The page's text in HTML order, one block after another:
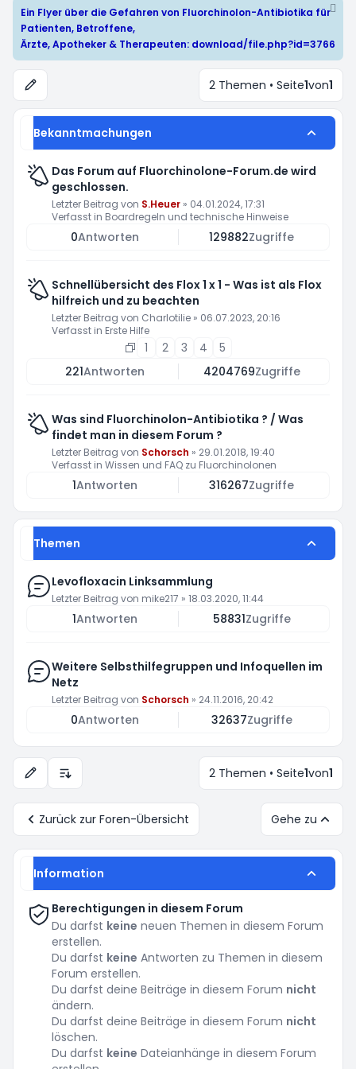
Ein Flyer über die Gefahren von Fluorchinolon-Antibiotika für
Patienten, Betroffene,
Ärzte, Apotheker & Therapeuten: download/file.php?id=3766
2 Themen • Seite1von1
Bekanntmachungen
Das Forum auf Fluorchinolone-Forum.de wird
geschlossen.
Letzter Beitrag von S.Heuer » 04.01.2024, 17:31
Verfasst in Boardregeln und technische Hinweise
0Antworten 129882Zugriffe
Schnellübersicht des Flox 1 x 1 - Was ist als Flox
hilfreich und zu beachten
Letzter Beitrag von Charlotilie » 06.07.2023, 20:16
Verfasst in Erste Hilfe
1 2 3 4
5
221Antworten 4204769Zugriffe
Was sind Fluorchinolon-Antibiotika ? / Was
findet man in diesem Forum ?
Letzter Beitrag von Schorsch » 29.01.2018, 19:40
Verfasst in Wissen und FAQ zu Fluorchinolonen
1Antworten 316267Zugriffe
Themen
Levofloxacin Linksammlung
Letzter Beitrag von mike217 » 18.03.2020, 11:44
1Antworten 58831Zugriffe
Weitere Selbsthilfegruppen und Infoquellen im
Netz
Letzter Beitrag von Schorsch » 24.11.2016, 20:42
0Antworten 32637Zugriffe
Anzeige- und Sortierungs-Einstellungen
2 Themen • Seite1von1
Zurück zur Foren-Übersicht Gehe zu
Information
Berechtigungen in diesem Forum
Du darfst keine neuen Themen in diesem Forum
erstellen.
Du darfst keine Antworten zu Themen in diesem
Forum erstellen.
Du darfst deine Beiträge in diesem Forum nicht
ändern.
Du darfst deine Beiträge in diesem Forum nicht
löschen.
Du darfst keine Dateianhänge in diesem Forum